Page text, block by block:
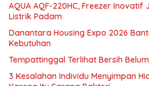
AQUA AQF-220HC, Freezer Inovatif
Listrik Padam
Danantara Housing Expo 2026
Kebutuhan
Tempattinggal Terlihat Bersih
3 Kesalahan Individu Menyimpan